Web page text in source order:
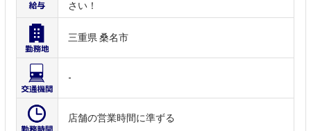
さい！
三重県 桑名市
-
店舗の営業時間に準ずる